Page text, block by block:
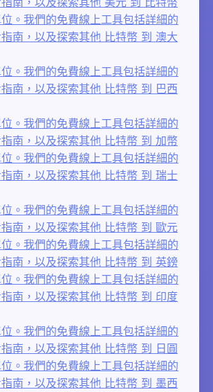
。我們的免費線上工具包括詳細的
南，以及探索其他 比特幣 到 澳大
。我們的免費線上工具包括詳細的
南，以及探索其他 比特幣 到 巴西
。我們的免費線上工具包括詳細的
南，以及探索其他 比特幣 到 加幣
。我們的免費線上工具包括詳細的
南，以及探索其他 比特幣 到 瑞士
。我們的免費線上工具包括詳細的
南，以及探索其他 比特幣 到 歐元
。我們的免費線上工具包括詳細的
南，以及探索其他 比特幣 到 英鎊
。我們的免費線上工具包括詳細的
南，以及探索其他 比特幣 到 印度
。我們的免費線上工具包括詳細的
南，以及探索其他 比特幣 到 日圓
。我們的免費線上工具包括詳細的
南，以及探索其他 比特幣 到 墨西